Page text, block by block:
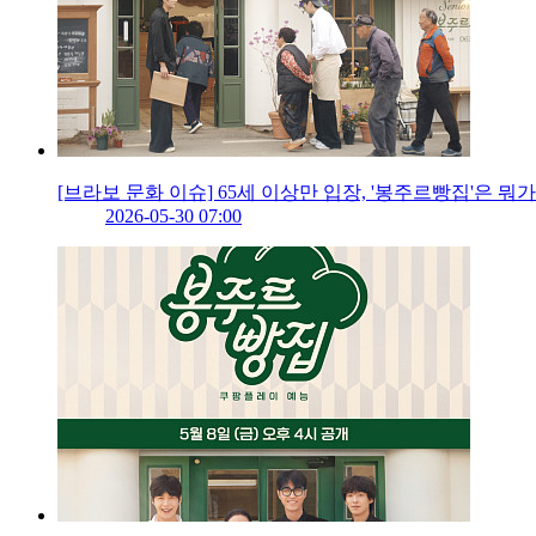
[브라보 문화 이슈] 65세 이상만 입장, '봉주르빵집'은 뭐
2026-05-30 07:00